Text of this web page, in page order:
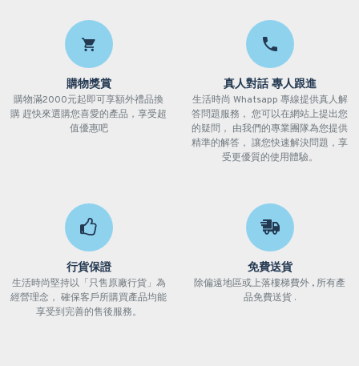
購物獎賞
購物滿2000元起即可享額外禮品換
購 趕快來選購您喜愛的產品，享受超
值優惠吧
真人對話 專人跟進
生活時尚 Whatsapp 專線提供真人解
答問題服務， 您可以在網站上提出您
的疑問， 由我們的專業團隊為您提供
精準的解答， 讓您快速解決問題，享
受更優質的使用體驗。
行貨保證
生活時尚堅持以「只售原廠行貨」為
經營理念， 確保客戶所購買產品均能
享受到完善的售後服務。
免費送貨
除偏遠地區或上落樓梯費外 , 所有產
品免費送貨 .